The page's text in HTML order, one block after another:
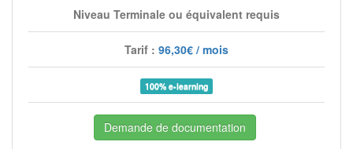
Niveau Terminale ou équivalent requis
Tarif : 96,30€ / mois
100% e-learning
Demande de documentation